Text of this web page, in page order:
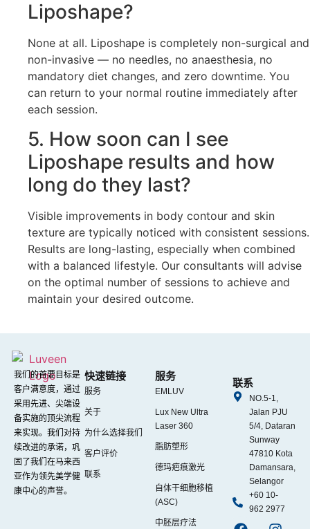
Liposhape?
None at all. Liposhape is completely non-surgical and
non-invasive — no needles, no anaesthesia, no
mandatory diet changes, and zero downtime. You
can return to your normal routine immediately after
each session.
5. How soon can I see
Liposhape results and how
long do they last?
Visible improvements in body contour and skin
texture are typically noticed with consistent sessions.
Results are long-lasting, especially when combined
with a balanced lifestyle. Our consultants will advise
on the optimal number of sessions to achieve and
maintain your desired outcome.
我们的首要目标是
客户满意度，通过
采用先进、尖端设
备实施的顶尖流程
来实现。我们对持
续改进的承诺，巩
固了我们在马来西
亚作为领先美学健
康中心的声誉。
快速链接
服务
关于
为什么选择我们
客户评价
联系
服务
EMLUV
Lux New Ultra
Laser 360
脂肪塑形
德玛疤痕激光
自体干细胞移植
(ASC)
中胚层疗法
联系
NO.5-1,
Jalan PJU
5/4, Dataran
Sunway
47810 Kota
Damansara,
Selangor
+60 10-
962 2977